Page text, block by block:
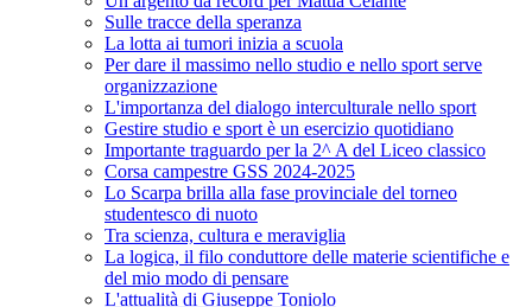
Sulle tracce della speranza
La lotta ai tumori inizia a scuola
Per dare il massimo nello studio e nello sport serve
organizzazione
L'importanza del dialogo interculturale nello sport
Gestire studio e sport è un esercizio quotidiano
Importante traguardo per la 2^ A del Liceo classico
Corsa campestre GSS 2024-2025
Lo Scarpa brilla alla fase provinciale del torneo
studentesco di nuoto
Tra scienza, cultura e meraviglia
La logica, il filo conduttore delle materie scientifiche e
del mio modo di pensare
L'attualità di Giuseppe Toniolo